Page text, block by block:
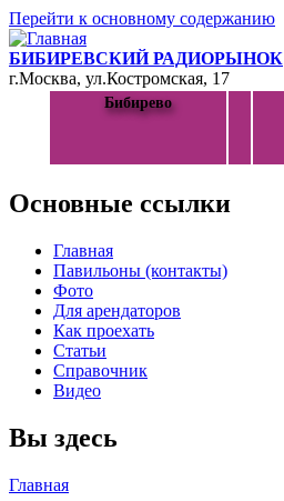
Перейти к основному содержанию
БИБИРЕВСКИЙ РАДИОРЫНОК
г.Москва, ул.Костромская, 17
Бибирево
Основные ссылки
Главная
Павильоны (контакты)
Фото
Для арендаторов
Как проехать
Статьи
Справочник
Видео
Вы здесь
Главная